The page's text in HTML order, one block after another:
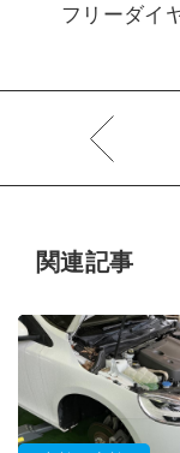
フリーダイ
関連記事